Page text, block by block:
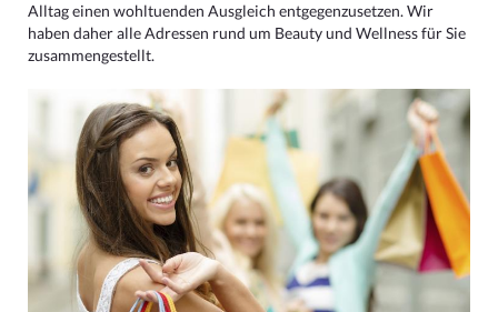
Alltag einen wohltuenden Ausgleich entgegenzusetzen. Wir
haben daher alle Adressen rund um Beauty und Wellness für Sie
zusammengestellt.